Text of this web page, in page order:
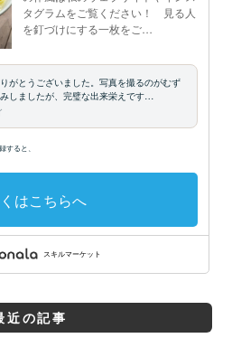
近の記事